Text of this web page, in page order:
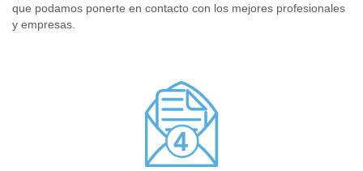
que podamos ponerte en contacto con los mejores profesionales
y empresas.